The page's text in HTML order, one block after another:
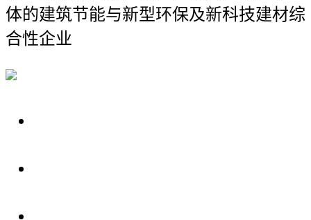
体的建筑节能与新型环保及新科技建材综
合性企业